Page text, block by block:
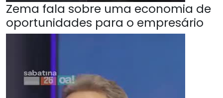
Zema fala sobre uma economia de
oportunidades para o empresário